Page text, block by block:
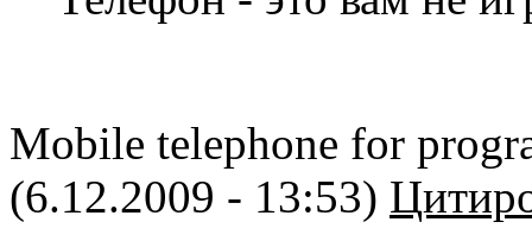
Mobile telephone for
(6.12.2009 - 13:53)